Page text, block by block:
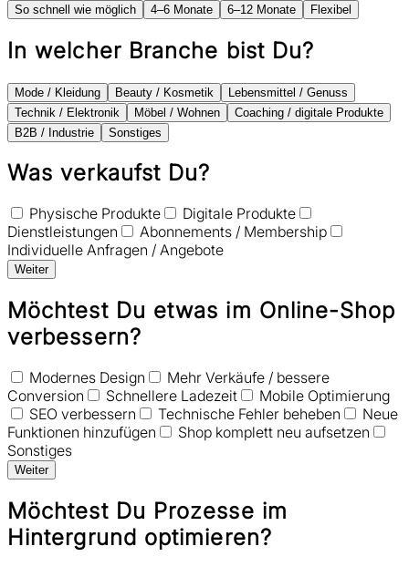
So schnell wie möglich 4–6 Monate 6–12 Monate Flexibel
In welcher Branche bist Du?
Mode / Kleidung Beauty / Kosmetik
Lebensmittel / Genuss
Technik / Elektronik
Möbel / Wohnen
Coaching / digitale Produkte
B2B / Industrie
Sonstiges
Was verkaufst Du?
Physische Produkte
Digitale Produkte
Dienstleistungen
Abonnements / Membership
Individuelle Anfragen / Angebote
Weiter
Möchtest Du etwas im Online-Shop
verbessern?
Modernes Design
Mehr Verkäufe / bessere
Conversion
Schnellere Ladezeit
Mobile Optimierung
SEO verbessern
Technische Fehler beheben
Neue
Funktionen hinzufügen
Shop komplett neu aufsetzen
Sonstiges
Weiter
Möchtest Du Prozesse im
Hintergrund optimieren?